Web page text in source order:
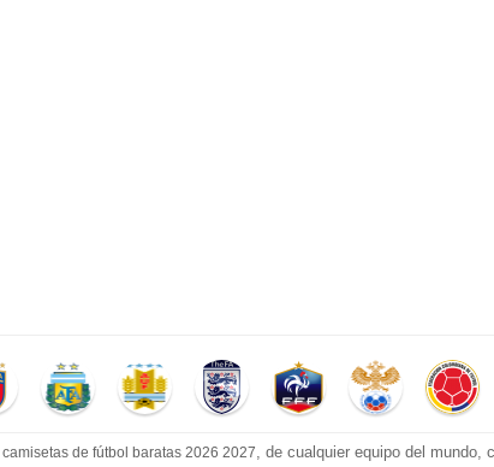
camisetas de fútbol baratas 2026 2027, de cualquier equipo del mundo,